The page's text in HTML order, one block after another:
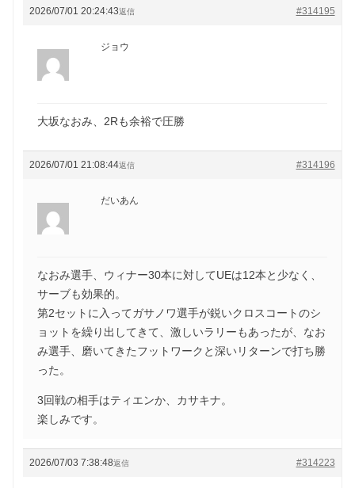
2026/07/01 20:24:43 #314195
返信
ジョウ
大坂なおみ、2Rも余裕で圧勝
2026/07/01 21:08:44 #314196
返信
だいあん
なおみ選手、ウィナー30本に対してUEは12本と少なく、
サーブも効果的。
第2セットに入ってガサノワ選手が鋭いクロスコートのシ
ョットを繰り出してきて、激しいラリーもあったが、なお
み選手、磨いてきたフットワークと深いリターンで打ち勝
った。
3回戦の相手はティエンか、カサキナ。
楽しみです。
2026/07/03 7:38:48 #314223
返信